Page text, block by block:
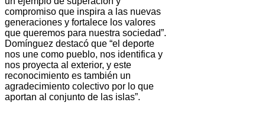
compromiso que inspira a las nuevas
generaciones y fortalece los valores
que queremos para nuestra sociedad”.
Domínguez destacó que “el deporte
nos une como pueblo, nos identifica y
nos proyecta al exterior, y este
reconocimiento es también un
agradecimiento colectivo por lo que
aportan al conjunto de las islas”.